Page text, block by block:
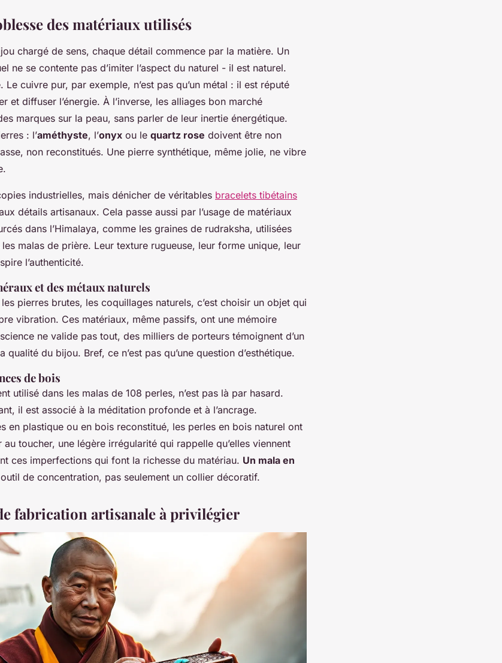
des matériaux utilisés
chargé de sens, chaque détail commence par la matière. Un
ne se contente pas d’imiter l’aspect du naturel - il est naturel.
Le cuivre pur, par exemple, n’est pas qu’un métal : il est réputé
et diffuser l’énergie. À l’inverse, les alliages bon marché
marques sur la peau, sans parler de leur inertie énergétique.
: l’améthyste, l’onyx ou le quartz rose doivent être non
non reconstitués. Une pierre synthétique, même jolie, ne vibre
industrielles, mais dénicher de véritables bracelets tibétains
détails artisanaux. Cela passe aussi par l’usage de matériaux
dans l’Himalaya, comme les graines de rudraksha, utilisées
malas de prière. Leur texture rugueuse, leur forme unique, leur
l’authenticité.
et des métaux naturels
pierres brutes, les coquillages naturels, c’est choisir un objet qui
vibration. Ces matériaux, même passifs, ont une mémoire
ne valide pas tout, des milliers de porteurs témoignent d’un
qualité du bijou. Bref, ce n’est pas qu’une question d’esthétique.
de bois
utilisé dans les malas de 108 perles, n’est pas là par hasard.
il est associé à la méditation profonde et à l’ancrage.
en plastique ou en bois reconstitué, les perles en bois naturel ont
au toucher, une légère irrégularité qui rappelle qu’elles viennent
ces imperfections qui font la richesse du matériau. Un mala en
de concentration, pas seulement un collier décoratif.
fabrication artisanale à privilégier